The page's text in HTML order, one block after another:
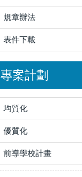
規章辦法
表件下載
專案計劃
均質化
優質化
前導學校計畫